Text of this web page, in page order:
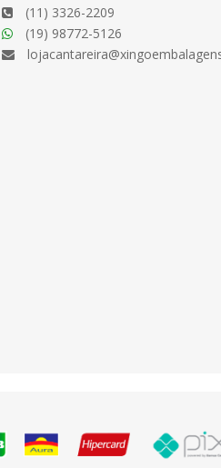
(11) 3326-2209
(19) 98772-5126